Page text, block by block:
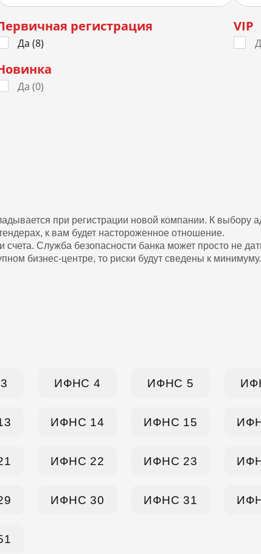
регистрация
Да (8)
VIP
Да (0)
при регистрации новой компании. К выбору
к вам будет настороженное отношение.
Служба безопасности банка может просто не
бизнес-центре, то риски будут сведены к минимуму.
ИФНС 4 ИФНС 5
ИФНС 14 ИФНС 15
ИФНС 22 ИФНС 23
ИФНС 30 ИФНС 31